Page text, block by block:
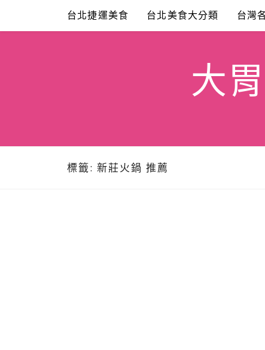
content
台北捷運美食 台北美食大分類 台灣
大
標籤: 新莊火鍋 推薦